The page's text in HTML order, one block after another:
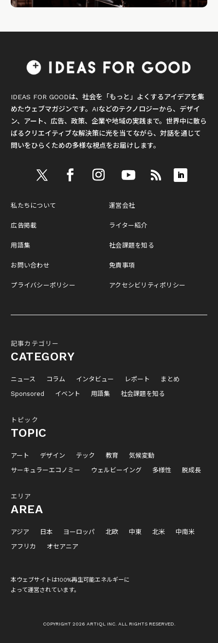
IDEAS FOR GOODは、社会を「もっと」よくするアイデアを集
めたウェブマガジンです。AIなどのテクノロジーから、デザイ
ン、アート、広告、政策、企業や地域の実践まで。世界中に散ら
ばるクリエイティブな解決策に光を当てながら、対話を通じて
問いをひらくための多様な視点をお届けします。
私たちについて
広告掲載
用語集
お問い合わせ
プライバシーポリシー
運営会社
ライター紹介
社会課題を知る
免責事項
アクセシビリティポリシー
記事カテゴリー
CATEGORY
ニュース コラム インタビュー レポート
まとめ
Sponsored
イベント 用語集 社会課題を知る
トピック
TOPIC
アート デザイン テック 教育
気候変動
サーキュラーエコノミー
ウェルビーイング 多様性 脱成長
エリア
AREA
アジア 日本 ヨーロッパ 北欧 中東 北米
中南米
アフリカ
オセアニア
本ウェブサイトは100%再生可能エネルギーに
よって運営されています。
COPYRIGHT 2026 ARTIQL INC. ALL RIGHTS RESERVED.